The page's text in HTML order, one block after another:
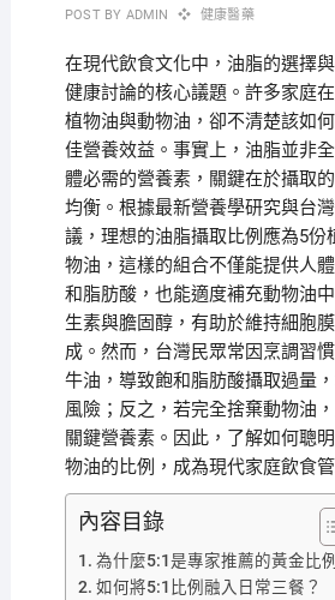
POST BY ADMIN 健康醫藥
在現代飲食文化中，油脂的選擇
健康討論的核心議題。許多家庭
植物油與動物油，卻不清楚該如
佳營養效益。事實上，油脂並非
體必需的營養素，關鍵在於攝取
均衡。根據最新營養學研究與台
議，理想的油脂攝取比例應為5份
物油，這樣的組合不僅能提供人
和脂肪酸，也能適度補充動物油
生素與膽固醇，有助於維持細胞
成。然而，台灣民眾常因烹調習
牛油，導致飽和脂肪酸攝取過量
風險；反之，若完全捨棄動物油
關鍵營養素。因此，了解如何聰
物油的比例，成為現代家庭飲食
內容目錄
為什麼5:1是專家推薦的黃金比
如何將5:1比例融入日常三餐？